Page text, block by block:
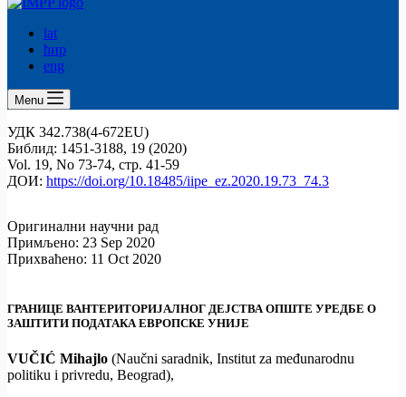
lat
ћир
eng
Menu
УДК 342.738(4-672EU)
Библид: 1451-3188, 19 (2020)
Vol. 19, No 73-74, стр. 41-59
ДОИ: https://doi.org/10.18485/iipe_ez.2020.19.73_74.3
Оригинални научни рад
Примљено: 23 Sep 2020
Прихваћено: 11 Oct 2020
ГРАНИЦЕ ВАНТЕРИТОРИЈАЛНОГ ДЕЈСТВА ОПШТЕ УРЕДБЕ О
ЗАШТИТИ ПОДАТАКА ЕВРОПСКЕ УНИЈЕ
VUČIĆ Mihajlo (Naučni saradnik, Institut za međunarodnu
politiku i privredu, Beograd),